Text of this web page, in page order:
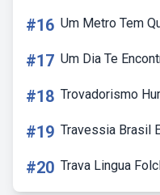
#16 Um Metro Tem
#17 Um Dia Te
#18 Trovadorismo
#19 Travessia Brasil
#20 Trava Lingua